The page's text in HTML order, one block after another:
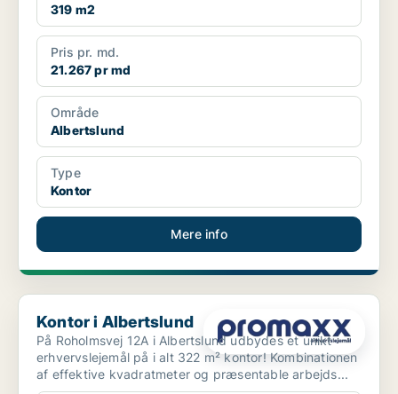
319 m2
Pris pr. md.
21.267 pr md
Område
Albertslund
Type
Kontor
Mere info
Kontor i Albertslund
Kontor i Albertslund
På Roholmsvej 12A i Albertslund udbydes et unikt
erhvervslejemål på i alt 322 m² kontor! Kombinationen
af effektive kvadratmeter og præsentable arbejds...